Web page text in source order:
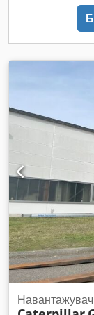
механіками,
люфтів.
підготовлений
MC3000 для
круговим
документів
лізинг, -
готівкою або
салону.
страхуванням
будь-якого
Маємо
автомобілі за
Детальніша
Caterpillar C7
інтеркулер
Робочі